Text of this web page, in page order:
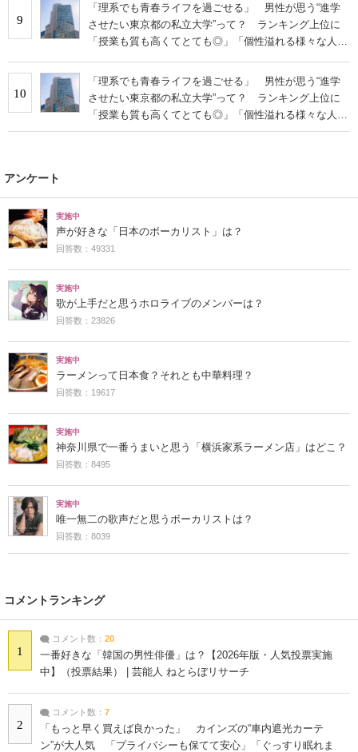
9
「理系でも青春ライフを過ごせる」 男性が思う“進学
させたい東京都の私立大学”って？ ランキング上位に
「授業も質も高くてとても◎」「個性溢れる様々な人間
10
「理系でも青春ライフを過ごせる」 男性が思う“進学
させたい東京都の私立大学”って？ ランキング上位に
「授業も質も高くてとても◎」「個性溢れる様々な人間
と仲間になれる」の声
アンケート
実施中
声が好きな「日本のボーカリスト」は？
回答数：49331
実施中
歌が上手だと思うホロライブのメンバーは？
回答数：23826
実施中
ラーメンって日本食？それとも中華料理？
回答数：19617
実施中
神奈川県で一番うまいと思う「横浜家系ラーメン店」はどこ？
回答数：8495
実施中
唯一無二の歌声だと思うボーカリストは？
回答数：8039
コメントランキング
1
コメント数： 20
一番好きな「韓国の男性俳優」は？【2026年版・人気投票実施
中】（投票結果） | 芸能人 ねとらぼリサーチ
2
コメント数： 7
「もっと早く買えば良かった」 カインズの“車内遮光カーテ
ン”が大人気 「プライバシーも保てて安心」「ぐっすり眠れま